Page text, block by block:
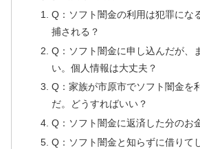
Q：ソフト闇金の利用は犯罪にな
捕される？
Q：ソフト闇金に申し込んだが、
い。個人情報は大丈夫？
Q：家族が市原市でソフト闇金を
だ。どうすればいい？
Q：ソフト闇金に返済した分のお
Q：ソフト闇金と知らずに借りて